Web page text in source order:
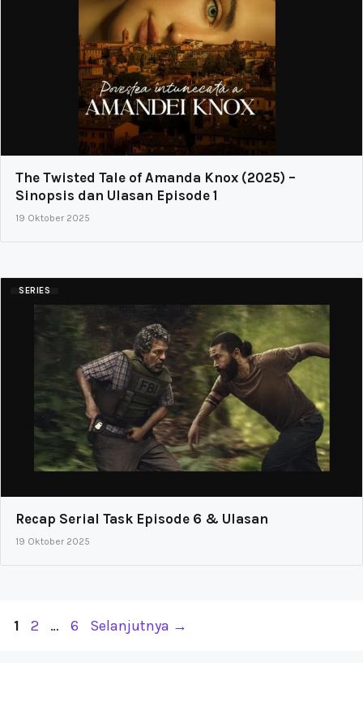
The Twisted Tale of Amanda Knox (2025) –
Sinopsis dan Ulasan Episode 1
19 Oktober 2025
SERIES
Recap Serial Task Episode 6 & Ulasan
19 Oktober 2025
Halaman
1 Halaman
2 … Halaman
6 Selanjutnya →